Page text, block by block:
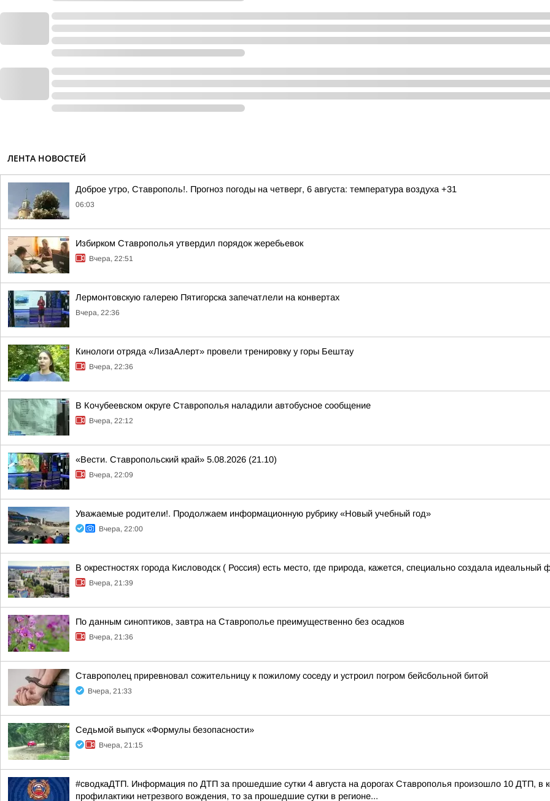
ЛЕНТА НОВОСТЕЙ
Доброе утро, Ставрополь!. Прогноз погоды на четверг, 6 августа: температура воздуха +31
06:03
Избирком Ставрополья утвердил порядок жеребьевок
Вчера, 22:51
Лермонтовскую галерею Пятигорска запечатлели на конвертах
Вчера, 22:36
Кинологи отряда «ЛизаАлерт» провели тренировку у горы Бештау
Вчера, 22:36
В Кочубеевском округе Ставрополья наладили автобусное сообщение
Вчера, 22:12
«Вести. Ставропольский край» 5.08.2026 (21.10)
Вчера, 22:09
Уважаемые родители!. Продолжаем информационную рубрику «Новый учебный год»
Вчера, 22:00
В окрестностях города Кисловодск ( Россия) есть место, где природа, кажется, специально создала
Вчера, 21:39
По данным синоптиков, завтра на Ставрополье преимущественно без осадков
Вчера, 21:36
Ставрополец приревновал сожительницу к пожилому соседу и устроил погром бейсбольной битой
Вчера, 21:33
Седьмой выпуск «Формулы безопасности»
Вчера, 21:15
#сводкаДТП. Информация по ДТП за прошедшие сутки 4 августа на дорогах Ставрополья произошло 10 ДТП, в
профилактики нетрезвого вождения, то за прошедшие сутки в регионе...